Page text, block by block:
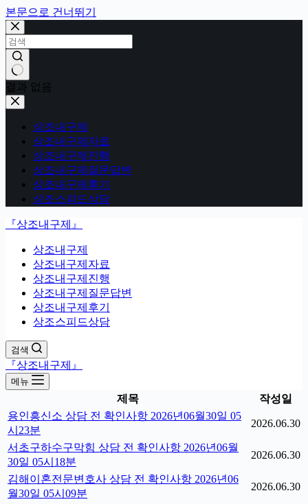
본문으로 건너뛰기
결과 없음
상조내구제
상조내구제자료
상조내구제진행
상조내구제질문답변
상조내구제후기
상조스피드상담
『상조내구제』
상조내구제
상조내구제자료
상조내구제진행
상조내구제질문답변
상조내구제후기
상조스피드상담
검색
『상조내구제』
메뉴
제목
작성일
용인흥신소 상담 전 확인사항 2026년06월30일 05
시23분
2026.06.30
서초구하수구막힘 상담 전 확인사항 2026년06월
30일 05시18분
2026.06.30
김해이혼전문변호사 상담 전 확인사항 2026년06
월30일 05시09분
2026.06.30